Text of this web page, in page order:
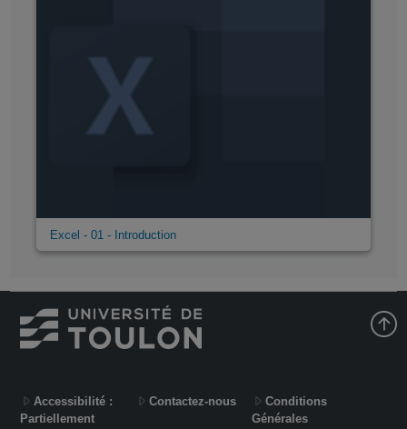
Excel - 01 - Introduction
Accessibilité :
Partiellement
Contactez-nous
Conditions
Générales